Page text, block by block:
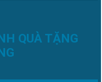
QUÀ TẶNG